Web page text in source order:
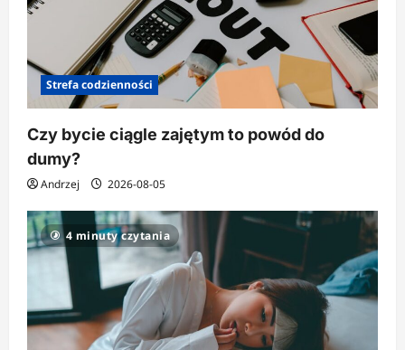
Strefa codzienności
Czy bycie ciągle zajętym to powód do
dumy?
Andrzej 2026-08-05
4 minuty czytania